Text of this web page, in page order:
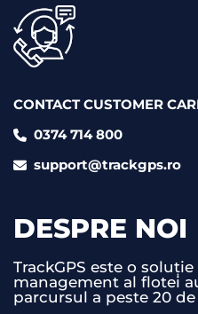
CONTACT CUSTOMER
0374 714 800
support@trackgps.ro
DESPRE NOI
TrackGPS este o
management al flotei
parcursul a peste 20